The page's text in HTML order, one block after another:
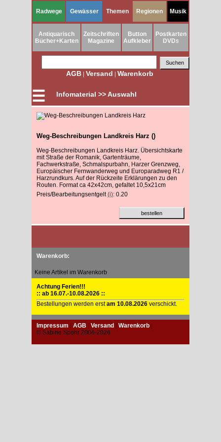
Radwege Gewässer Themen Regionen Musik
Antiquarisch
Bücher+Karten
Zeitschriften
Magazine
Button
Aufkleber
Postkarten
DVDs
AGB | Versand | Warenkorb
☰ Infomaterial >> Auswahl
Weg-Beschreibungen Landkreis Harz ()
Weg-Beschreibungen Landkreis Harz. Übersichtskarte
mit Straße der Romanik, Gartenträume,
Fachwerkstraße, Schmalspurbahn, Harzer Grenzweg,
Europäischer Fernwanderweg und Europaradweg R1 /
Harzrundkurs. Auf der Rückzeite Erklärungen zu den
Routen. Format ca 42x42cm, gefaltet 10,5x21cm
Preis/Bearbeitungsentgelt(i): 0.20
Warenkorb:
Keine Artikel im Warenkorb
Achtung Ferien!!!
:: ab 16.07.-10.08.2026 ::
Bestellungen werden erstam 10.08.2026 verschickt.
Impressum | AGB | Versand | Warenkorb |
© Sabine Spohr 2006-2026